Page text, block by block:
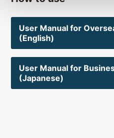
User Manual for
(English)
User Manual for
(Japanese)